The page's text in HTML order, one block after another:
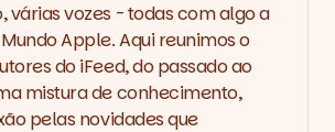
várias vozes - todas com algo a
Apple. Aqui reunimos o
do iFeed, do passado ao
mistura de conhecimento,
pelas novidades que